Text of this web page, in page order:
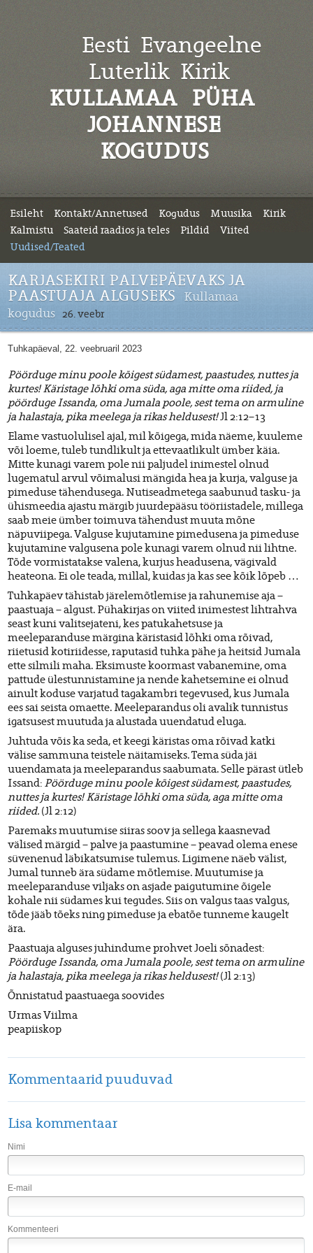
Eesti Evangeelne
Luterlik Kirik
KULLAMAA PÜHA
JOHANNESE
KOGUDUS
Esileht Kontakt/Annetused Kogudus Muusika
Kirik
Kalmistu
Saateid raadios ja teles Pildid
Viited
Uudised/Teated
KARJASEKIRI PALVEPÄEVAKS JA
PAASTUAJA ALGUSEKS
Kullamaa
kogudus 26. veebr
Tuhkapäeval, 22. veebruaril 2023
Pöörduge minu poole kõigest südamest, paastudes, nuttes ja
kurtes! Käristage lõhki oma süda, aga mitte oma riided, ja
pöörduge Issanda, oma Jumala poole, sest tema on armuline
ja halastaja, pika meelega ja rikas heldusest!Jl 2:12–13
Elame vastuolulisel ajal, mil kõigega, mida näeme, kuuleme
või loeme, tuleb tundlikult ja ettevaatlikult ümber käia.
Mitte kunagi varem pole nii paljudel inimestel olnud
lugematul arvul võimalusi mängida hea ja kurja, valguse ja
pimeduse tähendusega. Nutiseadmetega saabunud tasku- ja
ühismeedia ajastu märgib juurdepääsu tööriistadele, millega
saab meie ümber toimuva tähendust muuta mõne
näpuviipega. Valguse kujutamine pimedusena ja pimeduse
kujutamine valgusena pole kunagi varem olnud nii lihtne.
Tõde vormistatakse valena, kurjus headusena, vägivald
heateona. Ei ole teada, millal, kuidas ja kas see kõik lõpeb …
Tuhkapäev tähistab järelemõtlemise ja rahunemise aja –
paastuaja – algust. Pühakirjas on viited inimestest lihtrahva
seast kuni valitsejateni, kes patukahetsuse ja
meeleparanduse märgina käristasid lõhki oma rõivad,
riietusid kotiriidesse, raputasid tuhka pähe ja heitsid Jumala
ette silmili maha. Eksimuste koormast vabanemine, oma
pattude ülestunnistamine ja nende kahetsemine ei olnud
ainult koduse varjatud tagakambri tegevused, kus Jumala
ees sai seista omaette. Meeleparandus oli avalik tunnistus
igatsusest muutuda ja alustada uuendatud eluga.
Juhtuda võis ka seda, et keegi käristas oma rõivad katki
välise sammuna teistele näitamiseks. Tema süda jäi
uuendamata ja meeleparandus saabumata. Selle pärast ütleb
Issand: Pöörduge minu poole kõigest südamest, paastudes,
nuttes ja kurtes! Käristage lõhki oma süda, aga mitte oma
riided. (Jl 2:12)
Paremaks muutumise siiras soov ja sellega kaasnevad
välised märgid – palve ja paastumine – peavad olema enese
süvenenud läbikatsumise tulemus. Ligimene näeb välist,
Jumal tunneb ära südame mõtlemise. Muutumise ja
meeleparanduse viljaks on asjade paigutumine õigele
kohale nii südames kui tegudes. Siis on valgus taas valgus,
tõde jääb tõeks ning pimeduse ja ebatõe tunneme kaugelt
ära.
Paastuaja alguses juhindume prohvet Joeli sõnadest:
Pöörduge Issanda, oma Jumala poole, sest tema on armuline
ja halastaja, pika meelega ja rikas heldusest!(Jl 2:13)
Õnnistatud paastuaega soovides
Urmas Viilma
peapiiskop
Kommentaarid puuduvad
Lisa kommentaar
Nimi
E-mail
Kommenteeri